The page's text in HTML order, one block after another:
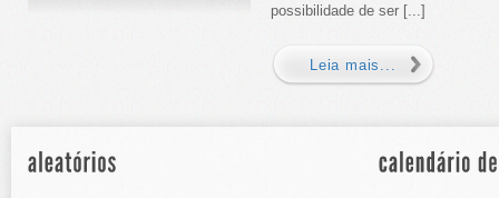
possibilidade de ser [...]
Leia mais...